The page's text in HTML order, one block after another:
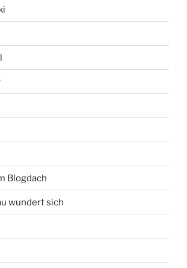
Blogdach
wundert sich